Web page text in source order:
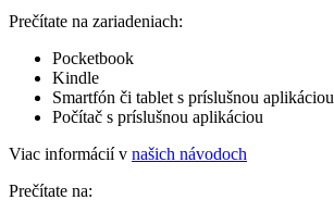
Prečítate na zariadeniach:
Pocketbook
Kindle
Smartfón či tablet s príslušnou aplikáciou
Počítač s príslušnou aplikáciou
Viac informácií v našich návodoch
Prečítate na: